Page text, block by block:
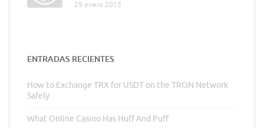
29 enero 2015
ENTRADAS RECIENTES
How to Exchange TRX for USDT on the TRON Network
Safely
What Online Casino Has Huff And Puff